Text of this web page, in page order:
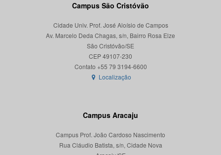
Campus São Cristóvão
Cidade Univ. Prof. José Aloísio de Campos
Av. Marcelo Deda Chagas, s/n, Bairro Rosa Elze
São Cristóvão/SE
CEP 49107-230
Localização
Campus Aracaju
Campus Prof. João Cardoso Nascimento
Rua Cláudio Batista, s/n, Cidade Nova